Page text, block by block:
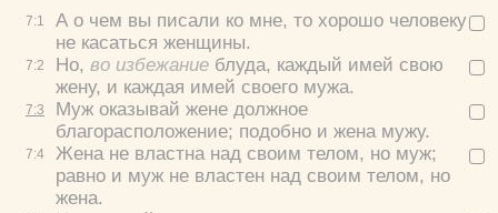
Феофан Затворник, свт.
Феодорит Кирский, блж.
7:1
7:2
7:3
7:4
А о чем вы писали ко мне, то хорошо человеку
не касаться женщины.
Но, во избежание блуда, каждый имей свою
жену, и каждая имей своего мужа.
Муж оказывай жене должное
благорасположение; подобно и жена мужу.
Жена не властна над своим телом, но муж;
равно и муж не властен над своим телом, но
жена.